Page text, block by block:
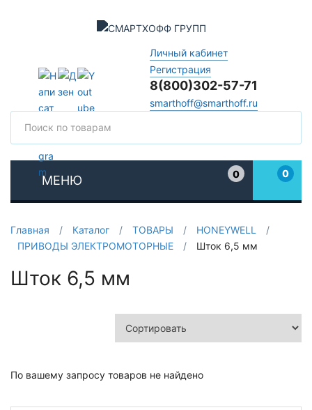
Личный кабинет
Регистрация
8(800)302-57-71
smarthoff@smarthoff.ru
МЕНЮ
0
0
Главная / Каталог / ТОВАРЫ / HONEYWELL
/
ПРИВОДЫ ЭЛЕКТРОМОТОРНЫЕ
/ Шток 6,5 мм
Шток 6,5 мм
По вашему запросу товаров не найдено